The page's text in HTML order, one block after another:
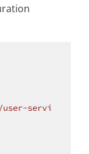
servi